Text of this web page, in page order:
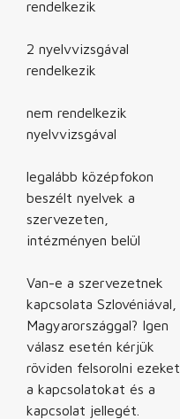
rendelkezik
2 nyelvvizsgával
rendelkezik
nem rendelkezik
nyelvvizsgával
legalább középfokon
beszélt nyelvek a
szervezeten,
intézményen belül
Van-e a szervezetnek
kapcsolata Szlovéniával,
Magyarországgal? Igen
válasz esetén kérjük
röviden felsorolni ezeket
a kapcsolatokat és a
kapcsolat jellegét.